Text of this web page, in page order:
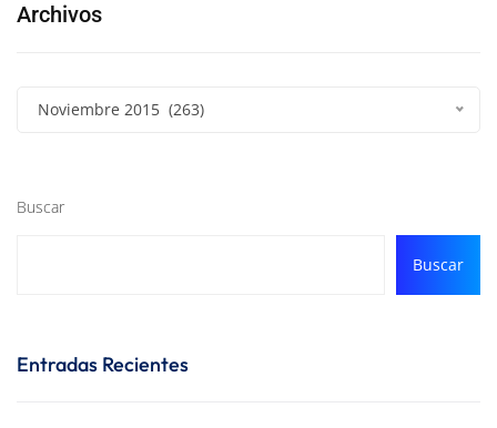
Archivos
Noviembre 2015 (263)
Buscar
Buscar
Entradas Recientes